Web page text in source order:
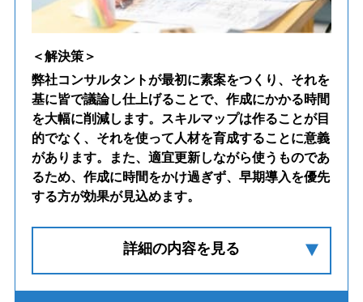
弊社コンサルタントが最初に素案をつくり、それを
基に皆で議論し仕上げることで、作成にかかる時間
を大幅に削減します。スキルマップは作ることが目
的でなく、それを使って人材を育成することに意義
があります。また、適宜更新しながら使うものであ
るため、作成に時間をかけ過ぎず、早期導入を優先
する方が効果が見込めます。
詳細の内容を見る